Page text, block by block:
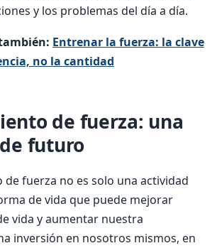
y los problemas del día a día.
Entrenar la fuerza: la clave
no la cantidad
de fuerza: una
futuro
de fuerza no es solo una actividad
de vida que puede mejorar
vida y aumentar nuestra
inversión en nosotros mismos, en